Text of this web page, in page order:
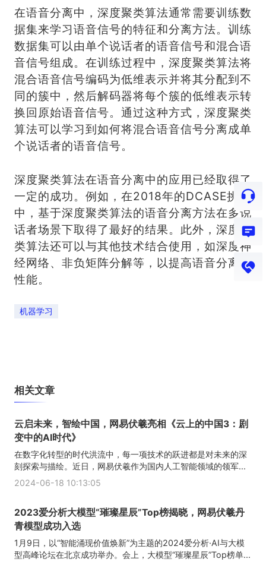
在语音分离中，深度聚类算法通常需要训练数
据集来学习语音信号的特征和分离方法。训练
数据集可以由单个说话者的语音信号和混合语
音信号组成。在训练过程中，深度聚类算法将
混合语音信号编码为低维表示并将其分配到不
同的簇中，然后解码器将每个簇的低维表示转
换回原始语音信号。通过这种方式，深度聚类
算法可以学习到如何将混合语音信号分离成单
个说话者的语音信号。
深度聚类算法在语音分离中的应用已经取得了
一定的成功。例如，在2018年的DCASE挑战
中，基于深度聚类算法的语音分离方法在多说
话者场景下取得了最好的结果。此外，深度聚
类算法还可以与其他技术结合使用，如深度神
经网络、非负矩阵分解等，以提高语音分离的
性能。
机器学习
相关文章
云启未来，智绘中国，网易伏羲亮相《云上的中国3：剧
变中的AI时代》
在数字化转型的时代洪流中，每一项技术的跃进都是对未来的深
刻探索与描绘。近日，网易伏羲作为国内人工智能领域的领军...
2024-06-18 10:13:05
2023爱分析大模型“璀璨星辰”Top榜揭晓，网易伏羲丹
青模型成功入选
1月9日，以“智能涌现价值焕新”为主题的2024爱分析·AI与大模
型高峰论坛在北京成功举办。会上，大模型“璀璨星辰”Top榜单...